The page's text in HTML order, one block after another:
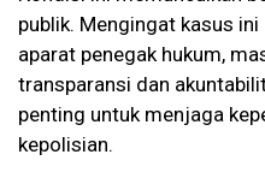
publik. Mengingat kasus
aparat penegak hukum,
transparansi dan
penting untuk menjaga
kepolisian.